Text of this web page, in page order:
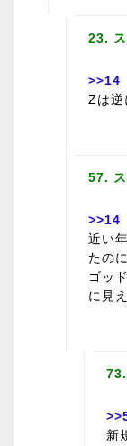
23.
>>14
Zは逆
57.
>>14
近い
たのに
ゴッ
に見
新